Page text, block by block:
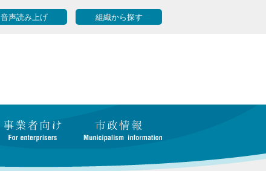
音声読み上げ 組織から探す